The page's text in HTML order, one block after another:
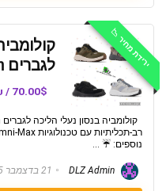
ירידת מחיר 📉
לגברים Columbia Mens Benson
70.00$ / 225₪
נוספים: ☔ ...
21 בדצמבר 2025